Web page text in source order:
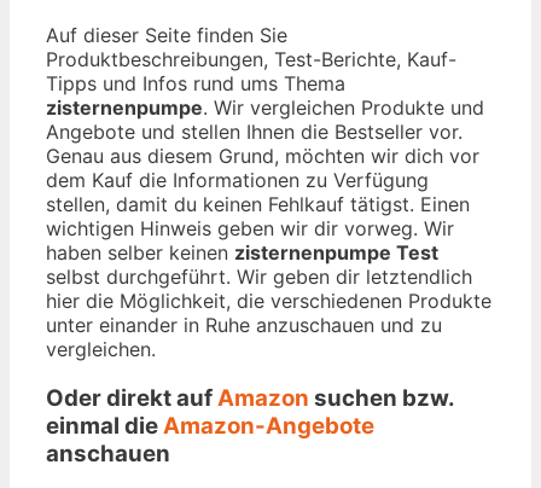
Auf dieser Seite finden Sie
Produktbeschreibungen, Test-Berichte, Kauf-
Tipps und Infos rund ums Thema
zisternenpumpe. Wir vergleichen Produkte und
Angebote und stellen Ihnen die Bestseller vor.
Genau aus diesem Grund, möchten wir dich vor
dem Kauf die Informationen zu Verfügung
stellen, damit du keinen Fehlkauf tätigst. Einen
wichtigen Hinweis geben wir dir vorweg. Wir
haben selber keinen zisternenpumpe Test
selbst durchgeführt. Wir geben dir letztendlich
hier die Möglichkeit, die verschiedenen Produkte
unter einander in Ruhe anzuschauen und zu
vergleichen.
Oder direkt aufAmazon suchen bzw.
einmal dieAmazon-Angebote
anschauen